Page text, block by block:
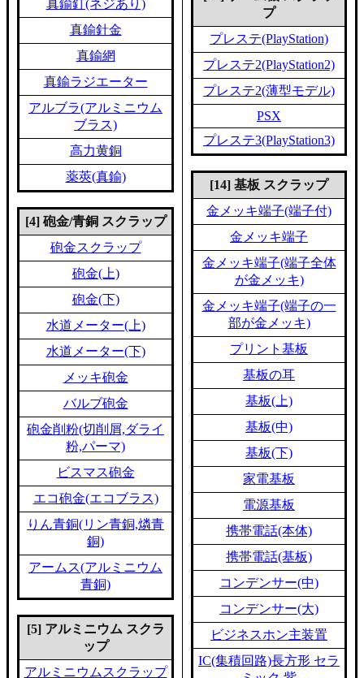
真鍮釘(ネジあり)
真鍮針金
真鍮網
真鍮ラジエーター
アルブラ(アルミニウム
ブラス)
高力黄銅
薬莢(真鍮)
[4] 砲金/青銅 スクラップ
砲金スクラップ
砲金(上)
砲金(下)
水道メーター(上)
水道メーター(下)
メッキ砲金
バルブ砲金
砲金削粉(切削屑,ダライ
粉,パーマ)
ビスマス砲金
エコ砲金(エコブラス)
りん青銅(リン青銅,燐青
銅)
アームス(アルミニウム
青銅)
[5] アルミニウム スクラ
ップ
アルミニウムスクラップ
プ
プレステ(PlayStation)
プレステ2(PlayStation2)
プレステ2(薄型モデル)
PSX
プレステ3(PlayStation3)
[14] 基板 スクラップ
金メッキ端子(端子付)
金メッキ端子
金メッキ端子(端子全体
が金メッキ)
金メッキ端子(端子の一
部が金メッキ)
プリント基板
基板の耳
基板(上)
基板(中)
基板(下)
家電基板
電源基板
携帯電話(本体)
携帯電話(基板)
コンデンサー(中)
コンデンサー(大)
ビジネスホン主装置
IC(集積回路)長方形 セラ